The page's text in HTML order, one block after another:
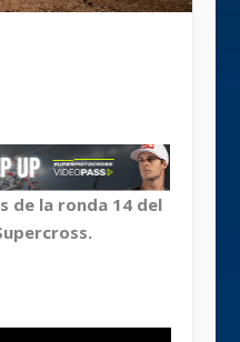
de la ronda 14 del